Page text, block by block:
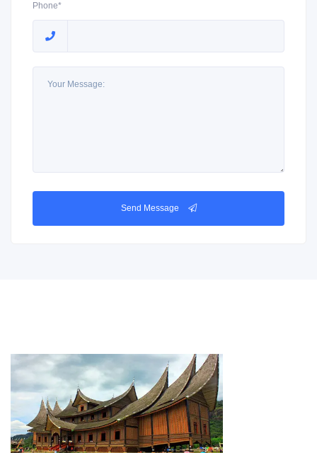
Phone*
Send Message